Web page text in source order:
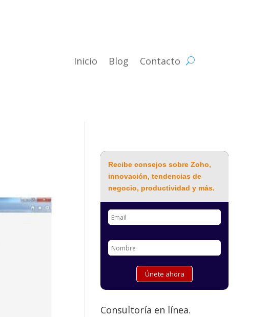
Inicio Blog Contacto
Recibe consejos sobre Zoho,
innovación, tendencias de
negocio, productividad y más.
Consultoría en línea.